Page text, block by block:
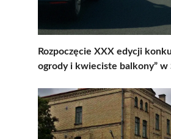
Rozpoczęcie XXX edycji
ogrody i kwieciste balkony” w